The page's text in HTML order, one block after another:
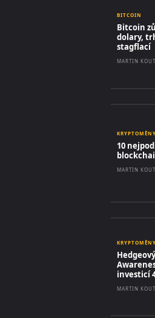
BITCOIN
Bitcoin
dolary,
stagflací
MARTIN
KRYPTOMĚNY
10
MARTIN
KRYPTOMĚNY
investicí
MARTIN